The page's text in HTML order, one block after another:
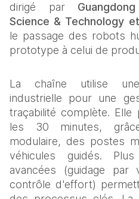
dirigé par
Science & Technology
le passage des robots
prototype à celui de
La chaîne utilise
industrielle pour une
traçabilité complète.
les 30 minutes,
modulaire, des postes
véhicules guidés.
avancées (guidage par
contrôle d'effort)